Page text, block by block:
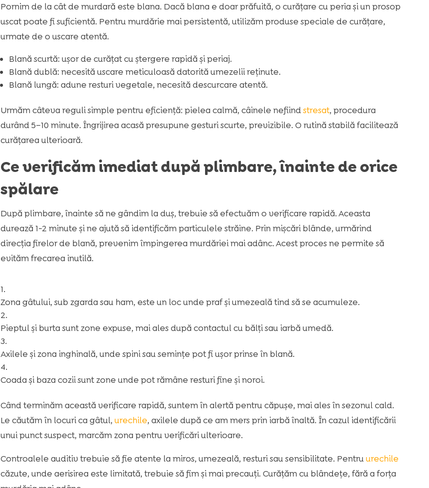
Pornim de la cât de murdară este blana. Dacă blana e doar prăfuită, o curățare cu peria și un prosop
uscat poate fi suficientă. Pentru murdărie mai persistentă, utilizăm produse speciale de curățare,
urmate de o uscare atentă.
Blană scurtă: ușor de curățat cu ștergere rapidă și periaj.
Blană dublă: necesită uscare meticuloasă datorită umezelii reținute.
Blană lungă: adune resturi vegetale, necesită descurcare atentă.
Urmăm câteva reguli simple pentru eficiență: pielea calmă, câinele nefiindstresat, procedura
durând 5–10 minute. Îngrijirea acasă presupune gesturi scurte, previzibile. O rutină stabilă facilitează
curățarea ulterioară.
Ce verificăm imediat după plimbare, înainte de orice
spălare
După plimbare, înainte să ne gândim la duș, trebuie să efectuăm o verificare rapidă. Aceasta
durează 1-2 minute și ne ajută să identificăm particulele străine. Prin mișcări blânde, urmărind
direcția firelor de blană, prevenim împingerea murdăriei mai adânc. Acest proces ne permite să
evităm frecarea inutilă.
Zona gâtului, sub zgarda sau ham, este un loc unde praf și umezeală tind să se acumuleze.
Pieptul și burta sunt zone expuse, mai ales după contactul cu bălți sau iarbă umedă.
Axilele și zona inghinală, unde spini sau semințe pot fi ușor prinse în blană.
Coada și baza cozii sunt zone unde pot rămâne resturi fine și noroi.
Când terminăm această verificare rapidă, suntem în alertă pentru căpușe, mai ales în sezonul cald.
Le căutăm în locuri ca gâtul, urechile, axilele după ce am mers prin iarbă înaltă. În cazul identificării
unui punct suspect, marcăm zona pentru verificări ulterioare.
Controalele auditiv trebuie să fie atente la miros, umezeală, resturi sau sensibilitate. Pentruurechile
căzute, unde aerisirea este limitată, trebuie să fim și mai precauți. Curățăm cu blândețe, fără a forța